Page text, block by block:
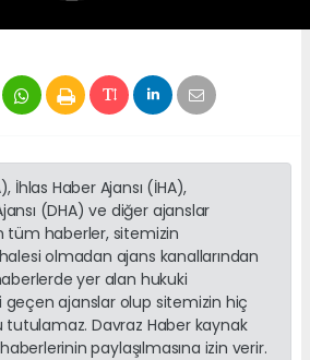
İhlas Haber Ajansı (İHA),
(DHA) ve diğer ajanslar
tüm haberler, sitemizin
olmadan ajans kanallarından
yer alan hukuki
ajanslar olup sitemizin hiç
Davraz Haber kaynak
paylaşılmasına izin verir.